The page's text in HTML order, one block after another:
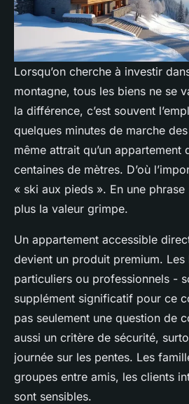
Lorsqu’on cherche à investir
montagne, tous les biens ne se
la différence, c’est souvent
quelques minutes de marche
même attrait qu’un appartement
centaines de mètres. D’où
« ski aux pieds ». En une
plus la valeur grimpe.
Un appartement accessible
devient un produit premium.
particuliers ou professionnels -
supplément significatif pour ce
pas seulement une question de
aussi un critère de sécurité,
journée sur les pentes. Les
groupes entre amis, les clients
sont sensibles.